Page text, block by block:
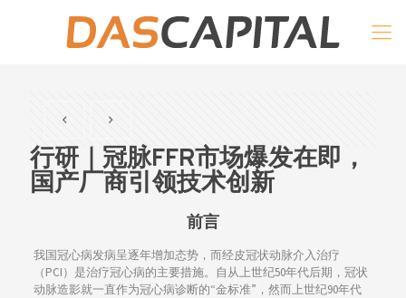
行研｜冠脉FFR市场爆发在即，
国产厂商引领技术创新
前言
我国冠心病发病呈逐年增加态势，而经皮冠状动脉介入治疗
（PCI）是治疗冠心病的主要措施。自从上世纪50年代后期，冠状
动脉造影就一直作为冠心病诊断的“金标准”，然而上世纪90年代